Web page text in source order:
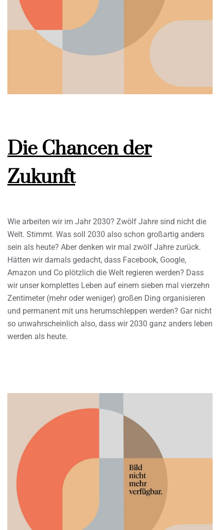
Die Chancen der
Zukunft
Wie arbeiten wir im Jahr 2030? Zwölf Jahre sind nicht die
Welt. Stimmt. Was soll 2030 also schon großartig anders
sein als heute? Aber denken wir mal zwölf Jahre zurück.
Hätten wir damals gedacht, dass Facebook, Google,
Amazon und Co plötzlich die Welt regieren werden? Dass
wir unser komplettes Leben auf einem sieben mal vierzehn
Zentimeter (mehr oder weniger) großen Ding organisieren
und permanent mit uns herumschleppen werden? Gar nicht
so unwahrscheinlich also, dass wir 2030 ganz anders leben
werden als heute.